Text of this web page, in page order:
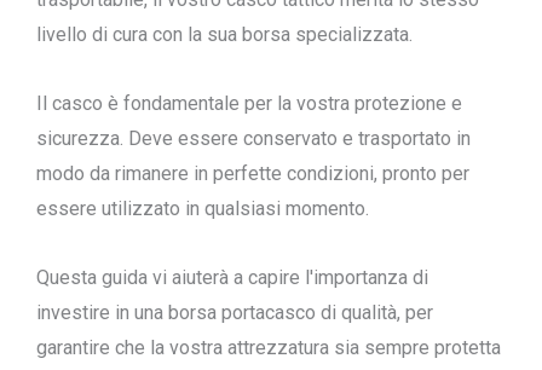
livello di cura con la sua borsa specializzata.
Il casco è fondamentale per la vostra protezione e
sicurezza. Deve essere conservato e trasportato in
modo da rimanere in perfette condizioni, pronto per
essere utilizzato in qualsiasi momento.
Questa guida vi aiuterà a capire l'importanza di
investire in una borsa portacasco di qualità, per
garantire che la vostra attrezzatura sia sempre protetta